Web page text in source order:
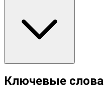
Ключевые слова